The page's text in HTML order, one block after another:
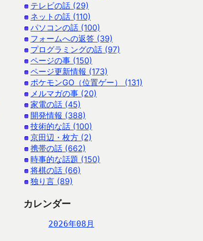
テレビの話 (29)
ネットの話 (110)
パソコンの話 (100)
フォームへの返答 (39)
プログラミングの話 (97)
ページの事 (150)
ページ更新情報 (173)
ポケモンGO（位置ゲー） (131)
メルマガの事 (20)
家電の話 (45)
開発情報 (388)
技術的な話 (100)
京田辺・枚方 (2)
携帯の話 (662)
時事的な話題 (150)
将棋の話 (66)
独り言 (89)
カレンダー
2026年08月